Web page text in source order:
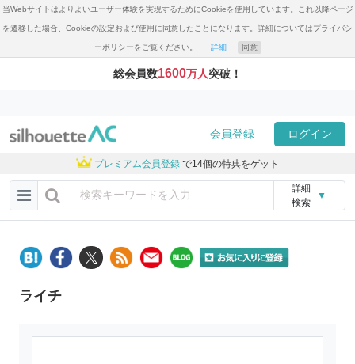
当Webサイトはよりよいユーザー体験を実現するためにCookieを使用しています。これ以降ページ
を遷移した場合、Cookieの設定および使用に同意したことになります。詳細についてはプライバシ
ーポリシーをご覧ください。 詳細 同意
総会員数1600万人突破！
会員登録 ログイン
プレミアム会員登録 で14個の特典をゲット
詳細
検索
▼
ライチ